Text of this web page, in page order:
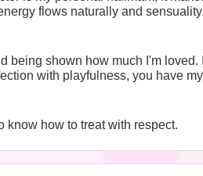
flows naturally and
being shown how much I'm
with playfulness, you have
know how to treat with respect.